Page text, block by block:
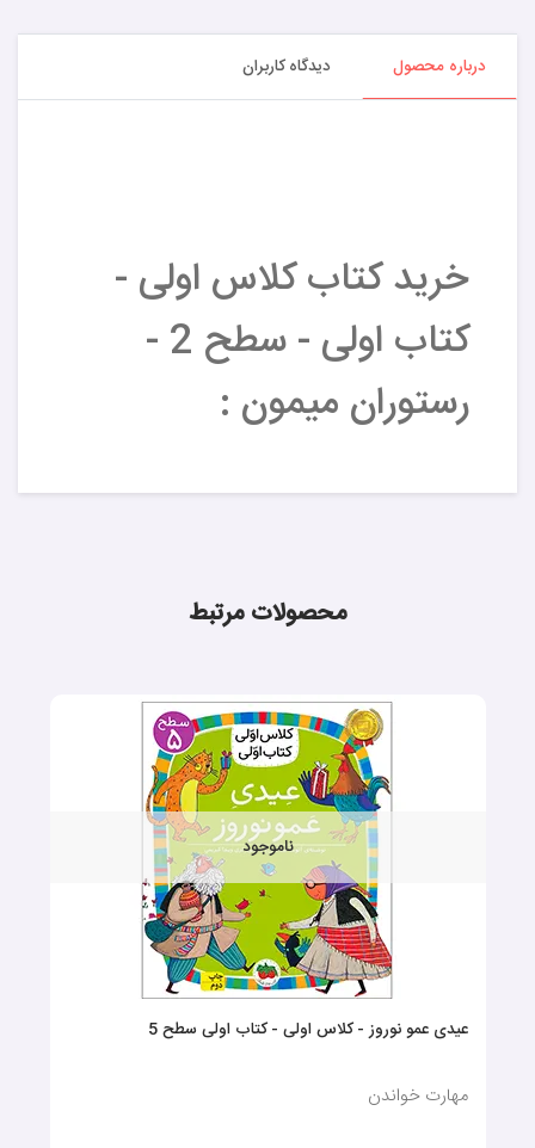
درباره محصول دیدگاه کاربران
خرید کتاب کلاس اولی -
کتاب اولی - سطح 2 -
رستوران میمون :
محصولات مرتبط
ناموجود
عیدی عمو نوروز - کلاس اولی - کتاب اولی سطح 5
مهارت خواندن